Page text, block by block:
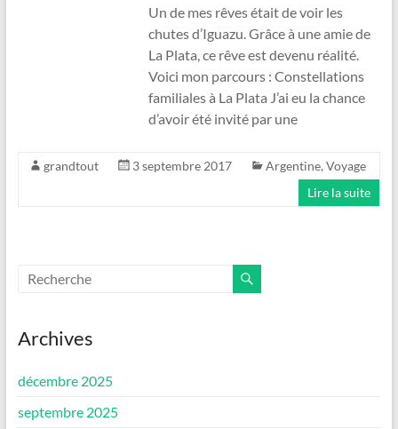
Un de mes rêves était de voir les
chutes d’Iguazu. Grâce à une amie de
La Plata, ce rêve est devenu réalité.
Voici mon parcours : Constellations
familiales à La Plata J’ai eu la chance
d’avoir été invité par une
grandtout 3 septembre 2017 Argentine, Voyage
Lire la suite
Archives
décembre 2025
septembre 2025